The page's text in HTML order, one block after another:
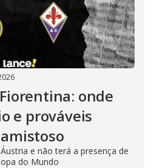
onde
e prováveis
e não terá a presença de
do Mundo